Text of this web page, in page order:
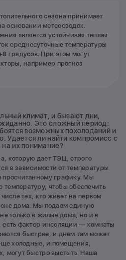
сезона принимает
основании метеосводок.
является устойчивая теплая
среднесуточные температуры
градусов. При этом могут
например прогноз
климат, и бывают дни,
Это сложный период:
возможных похолоданий и
Удается ли найти компромисс с
их понимание?
которую дает ТЭЦ, строго
в зависимости от температуры
просчитанному графику. Мы
чтобы обеспечить
тех, кто живет на первом
дома. Мы подаем единую
только в жилые дома, но и в
фактор инсоляции — комнаты
быстрее, и днем там может
холодные, и помещения,
могут быстро выстыть. Наша